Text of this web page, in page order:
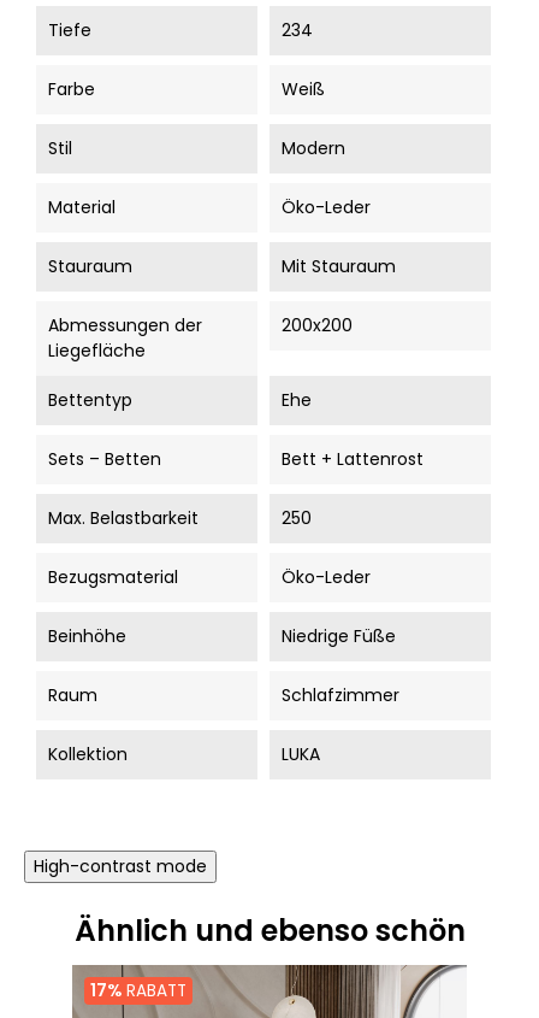
Tiefe 234
Farbe Weiß
Stil Modern
Material Öko-Leder
Stauraum Mit Stauraum
Abmessungen der
Liegefläche
200x200
Bettentyp Ehe
Sets – Betten Bett + Lattenrost
Max. Belastbarkeit 250
Bezugsmaterial Öko-Leder
Beinhöhe Niedrige Füße
Raum Schlafzimmer
Kollektion LUKA
High-contrast mode
Ähnlich und ebenso schön
17% RABATT